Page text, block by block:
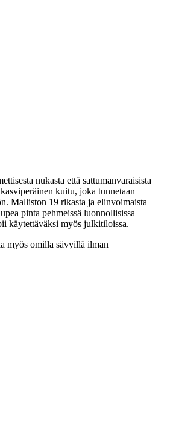
nukasta että sattumanvaraisista
kuitu, joka tunnetaan
Malliston 19 rikasta ja elinvoimaista
pinta pehmeissä luonnollisissa
käytettäväksi myös julkitiloissa.
myös omilla sävyillä ilman